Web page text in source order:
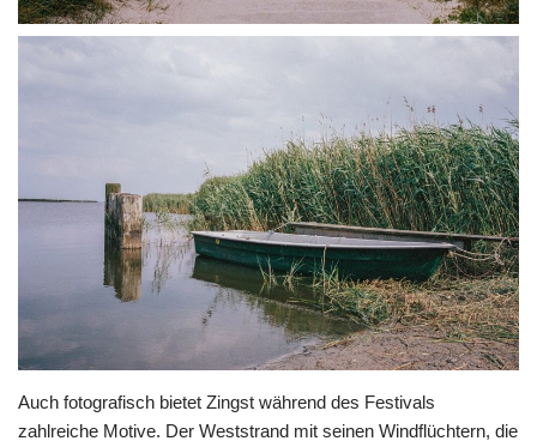
Auch fotografisch bietet Zingst während des Festivals
zahlreiche Motive. Der Weststrand mit seinen Windflüchtern, die